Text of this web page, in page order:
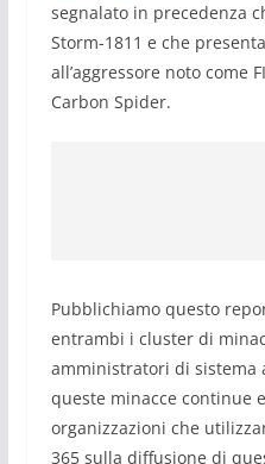
segnalato in precedenza
Storm-1811 e che
all’aggressore noto come
Carbon Spider.
Pubblichiamo questo
entrambi i cluster di
amministratori di sistema
queste minacce continue
organizzazioni che
365 sulla diffusione di